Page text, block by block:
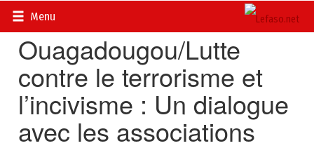
Menu
Accueil>
Ouagadougou/Lutte
contre le terrorisme et
l’incivisme : Un dialogue
avec les associations